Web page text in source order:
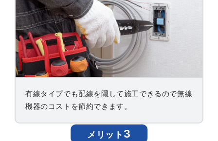
有線タイプでも配線を隠して施工できるので無線
機器のコストを節約できます。
メリット3